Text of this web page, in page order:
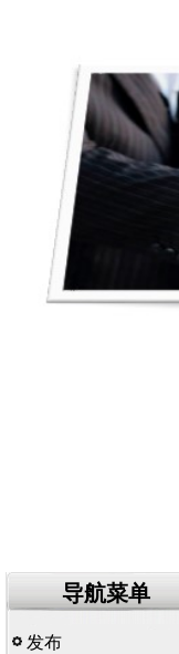
导航菜单
发布